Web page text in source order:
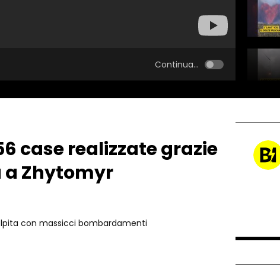
Continua...
case realizzate grazie
a Zhytomyr
con massicci bombardamenti